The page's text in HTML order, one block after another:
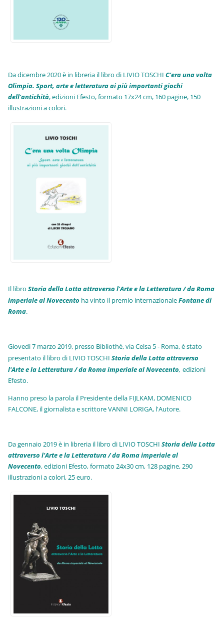
Da dicembre 2020 è in libreria il libro di LIVIO TOSCHIC'era una volta
Olimpia. Sport, arte e letteratura ai più importanti giochi
dell'antichità,edizioni Efesto, formato 17x24 cm, 160 pagine, 150
illustrazioni a colori.
Il libroStoria della Lotta attraverso l'Arte e la Letteratura / da Roma
imperiale al Novecento ha vinto il premio internazionaleFontane di
Roma.
Giovedì 7 marzo 2019, presso Bibliothè, via Celsa 5 - Roma, è stato
presentato il libro di LIVIO TOSCHIStoria della Lotta attraverso
l'Arte e la Letteratura / da Roma imperiale al Novecento, edizioni
Efesto.
Hanno preso la parola il Presidente della FIJLKAM, DOMENICO
FALCONE, il giornalista e scrittore VANNI LORIGA, l'Autore.
Da gennaio 2019 è in libreria il libro di LIVIO TOSCHIStoria della Lotta
attraverso l'Arte e la Letteratura / da Roma imperiale al
Novecento, edizioni Efesto, formato 24x30 cm, 128 pagine, 290
illustrazioni a colori, 25 euro.